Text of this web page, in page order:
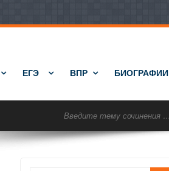
ЕГЭ ВПР БИОГРАФИИ